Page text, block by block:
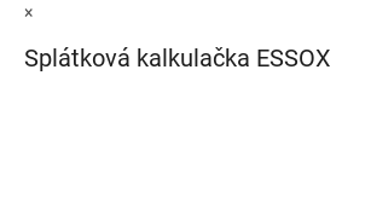
×
Splátková kalkulačka ESSOX